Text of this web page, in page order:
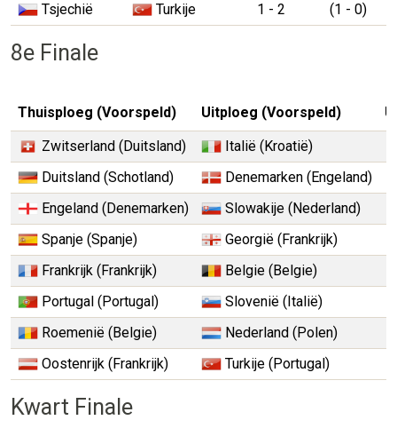
Tsjechië Turkije 1 - 2 (1 - 0)
8e Finale
Thuisploeg (Voorspeld) Uitploeg (Voorspeld)
Zwitserland (Duitsland)
Italië (Kroatië)
Duitsland (Schotland)
Denemarken (Engeland)
Engeland (Denemarken)
Slowakije (Nederland)
Spanje (Spanje)
Georgië (Frankrijk)
Frankrijk (Frankrijk)
Belgie (Belgie)
Portugal (Portugal)
Slovenië (Italië)
Roemenië (Belgie)
Nederland (Polen)
Oostenrijk (Frankrijk)
Turkije (Portugal)
Kwart Finale